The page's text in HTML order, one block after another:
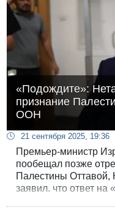
«Подождите»:
признание
ООН
21 сентября 2025, 19:36
Премьер-министр
пообещал позже
Палестины
заявил, что ответ